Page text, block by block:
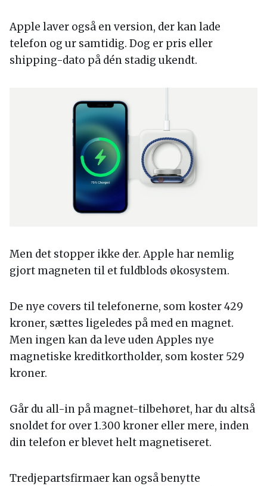
Apple laver også en version, der kan lade
telefon og ur samtidig. Dog er pris eller
shipping-dato på dén stadig ukendt.
Men det stopper ikke der. Apple har nemlig
gjort magneten til et fuldblods økosystem.
De nye covers til telefonerne, som koster 429
kroner, sættes ligeledes på med en magnet.
Men ingen kan da leve uden Apples nye
magnetiske kreditkortholder, som koster 529
kroner.
Går du all-in på magnet-tilbehøret, har du altså
snoldet for over 1.300 kroner eller mere, inden
din telefon er blevet helt magnetiseret.
Tredjepartsfirmaer kan også benytte